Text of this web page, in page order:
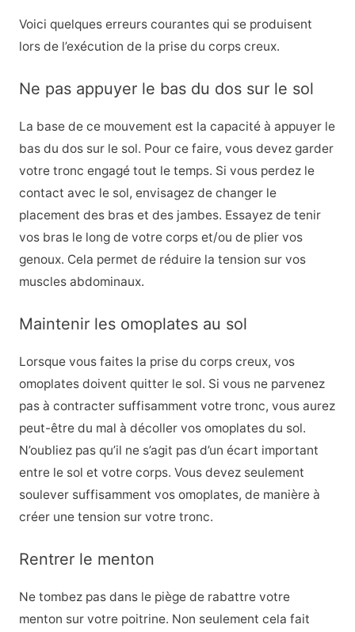
Voici quelques erreurs courantes qui se produisent
lors de l’exécution de la prise du corps creux.
Ne pas appuyer le bas du dos sur le sol
La base de ce mouvement est la capacité à appuyer le
bas du dos sur le sol. Pour ce faire, vous devez garder
votre tronc engagé tout le temps. Si vous perdez le
contact avec le sol, envisagez de changer le
placement des bras et des jambes. Essayez de tenir
vos bras le long de votre corps et/ou de plier vos
genoux. Cela permet de réduire la tension sur vos
muscles abdominaux.
Maintenir les omoplates au sol
Lorsque vous faites la prise du corps creux, vos
omoplates doivent quitter le sol. Si vous ne parvenez
pas à contracter suffisamment votre tronc, vous aurez
peut-être du mal à décoller vos omoplates du sol.
N’oubliez pas qu’il ne s’agit pas d’un écart important
entre le sol et votre corps. Vous devez seulement
soulever suffisamment vos omoplates, de manière à
créer une tension sur votre tronc.
Rentrer le menton
Ne tombez pas dans le piège de rabattre votre
menton sur votre poitrine. Non seulement cela fait